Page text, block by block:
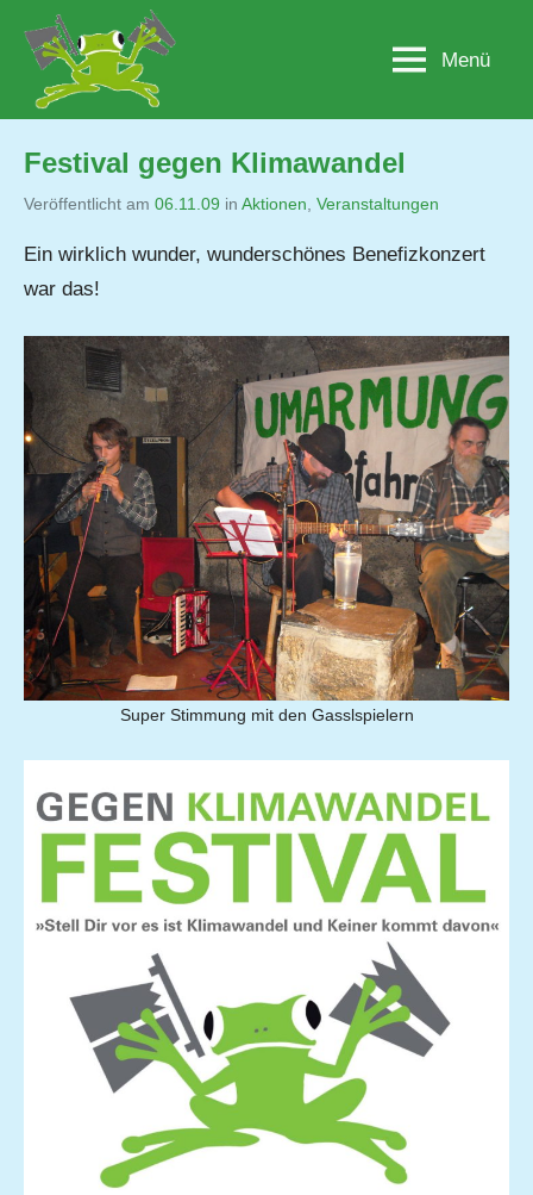
Inhalt
springenLobau.org
BürgerInitiative
"Rettet
die
Lobau
–
Natur
Beton"
Menü
Festival gegen Klimawandel
Veröffentlicht am 06.11.09 von
Bartsch
in Aktionen Veranstaltungen
Ein wirklich wunder, wunderschönes Benefizkonzert
war das!
Super Stimmung mit den Gasslspielern